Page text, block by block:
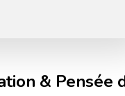
& Pensée